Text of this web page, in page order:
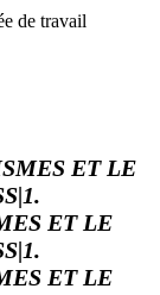
de travail
ET LE
ET LE
ET LE